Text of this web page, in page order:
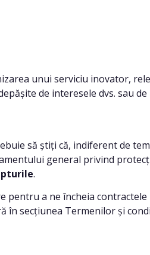
unui serviciu inovator,
de interesele dvs. sau de
să știți că, indiferent de
general privind
.
pentru a ne încheia contractele
în secțiunea Termenilor și